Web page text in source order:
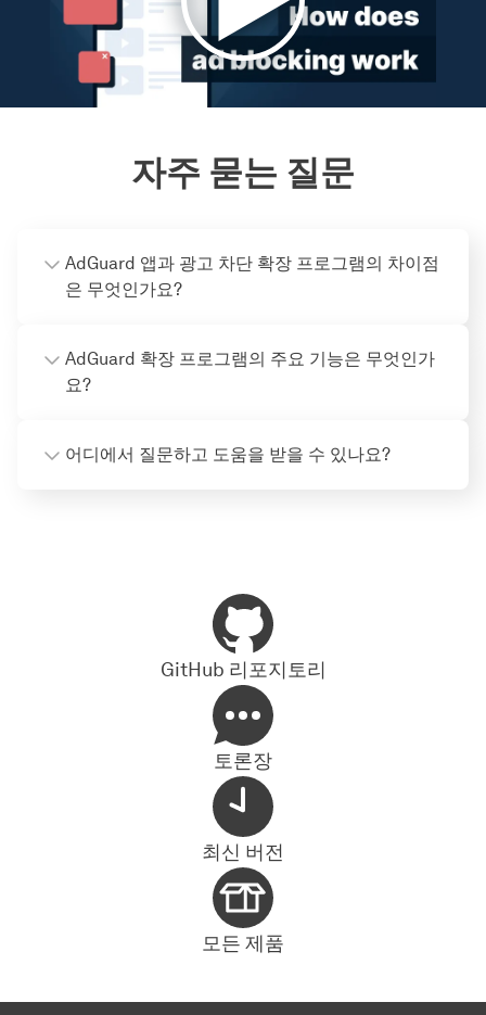
자주 묻는 질문
AdGuard 앱과 광고 차단 확장 프로그램의 차이점
은 무엇인가요?
AdGuard 확장 프로그램의 주요 기능은 무엇인가
요?
어디에서 질문하고 도움을 받을 수 있나요?
GitHub 리포지토리
토론장
최신 버전
모든 제품